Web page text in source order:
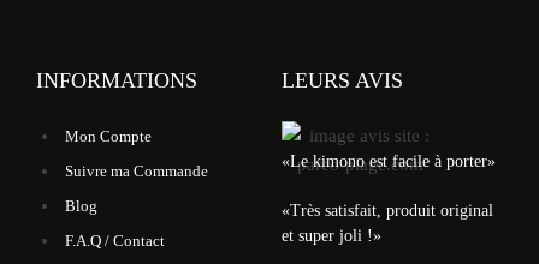
INFORMATIONS
Mon Compte
Suivre ma Commande
Blog
F.A.Q / Contact
LEURS AVIS
«Le kimono est facile à porter»
«Très satisfait, produit original
et super joli !»